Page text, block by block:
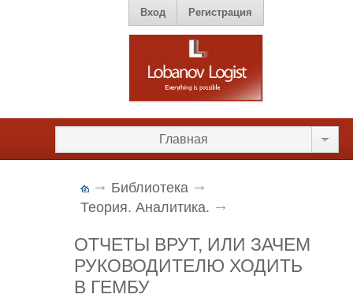
Вход Регистрация
Главная
Библиотека
Теория. Аналитика.
ОТЧЕТЫ ВРУТ, ИЛИ ЗАЧЕМ
РУКОВОДИТЕЛЮ ХОДИТЬ
В ГЕМБУ